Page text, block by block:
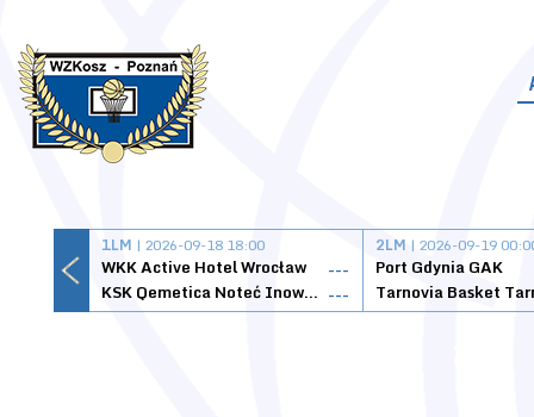
1LM | 2026-09-18 18:00
WKK Active Hotel Wrocław
---
KSK Qemetica Noteć Inowrocław ---
2LM | 2026-09-19
Port Gdynia GAK